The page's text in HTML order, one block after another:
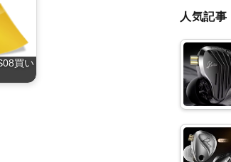
買い
人気記事